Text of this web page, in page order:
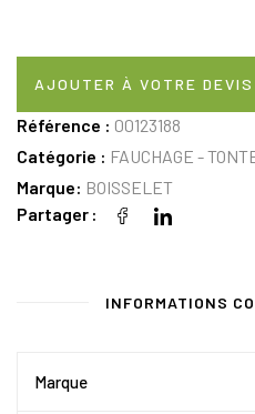
AJOUTER À VOTRE DEVIS
Référence : 00123188
Catégorie : FAUCHAGE -
Marque: BOISSELET
Partager
INFORMATIONS
Marque